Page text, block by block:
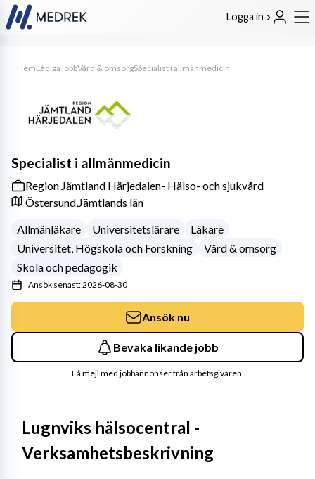
Logga in
HemLediga jobbVård & omsorgSpecialist i allmänmedicin
Lugnviks hälsocentral -
Verksamhetsbeskrivning
Specialist i allmänmedicin
Region Jämtland Härjedalen- Hälso- och sjukvård
Östersund,Jämtlands län
Allmänläkare
Universitetslärare
Läkare
Universitet, Högskola och Forskning
Vård & omsorg
Skola och pedagogik
Ansök senast: 2026-08-30
Ansök nu
Bevaka likande jobb
Få mejl med jobbannonser från arbetsgivaren.